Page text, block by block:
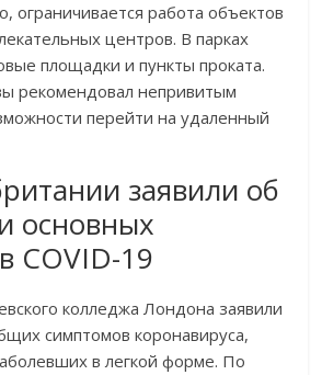
ограничивается работа объектов
центров. В парках
площадки и пункты проката.
рекомендовал непривитым
перейти на удаленный
заявили об
основных
COVID-19
колледжа Лондона заявили
симптомов коронавируса,
в легкой форме. По